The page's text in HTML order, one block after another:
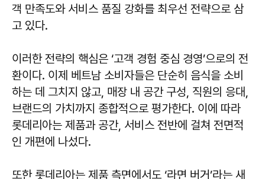
객 만족도와 서비스 품질 강화를 최우선 전략으로 삼
고 있다.
이러한 전략의 핵심은 ‘고객 경험 중심 경영’으로의 전
환이다. 이제 베트남 소비자들은 단순히 음식을 소비
하는 데 그치지 않고, 매장 내 공간 구성, 직원의 응대,
브랜드의 가치까지 종합적으로 평가한다. 이에 따라
롯데리아는 제품과 공간, 서비스 전반에 걸쳐 전면적
인 개편에 나섰다.
또한 롯데리아는 제품 측면에서도 ‘라면 버거’라는 새